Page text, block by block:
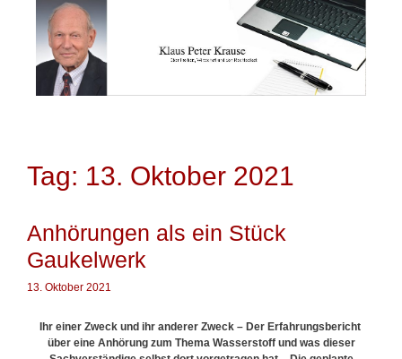
Tag: 13. Oktober 2021
Anhörungen als ein Stück
Gaukelwerk
13. Oktober 2021
Ihr einer Zweck und ihr anderer Zweck – Der Erfahrungsbericht
über eine Anhörung zum Thema Wasserstoff und was dieser